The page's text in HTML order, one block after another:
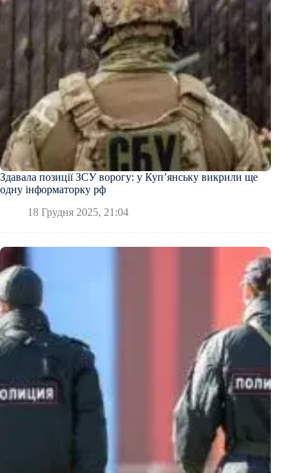
Здавала позиції ЗСУ ворогу: у Куп’янську викрили ще
одну інформаторку рф
18 Грудня 2025, 21:04